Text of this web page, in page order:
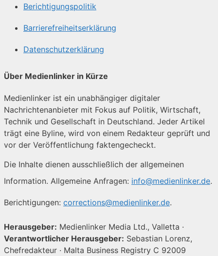
Berichtigungspolitik
Barrierefreiheitserklärung
Datenschutzerklärung
Über Medienlinker in Kürze
Medienlinker ist ein unabhängiger digitaler
Nachrichtenanbieter mit Fokus auf Politik, Wirtschaft,
Technik und Gesellschaft in Deutschland. Jeder Artikel
trägt eine Byline, wird von einem Redakteur geprüft und
vor der Veröffentlichung faktengecheckt.
Die Inhalte dienen ausschließlich der allgemeinen
Information. Allgemeine Anfragen: info@medienlinker.de.
Berichtigungen: corrections@medienlinker.de.
Herausgeber: Medienlinker Media Ltd., Valletta ·
Verantwortlicher Herausgeber: Sebastian Lorenz,
Chefredakteur · Malta Business Registry C 92009